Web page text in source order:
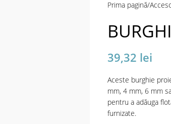
Prima pagină
39,32 lei
Aceste burghie
mm, 4 mm, 6 mm
pentru a adăuga
furnizate.